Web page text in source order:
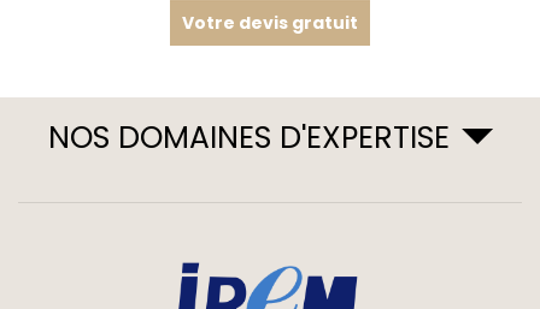
Votre devis gratuit
NOS DOMAINES D'EXPERTISE